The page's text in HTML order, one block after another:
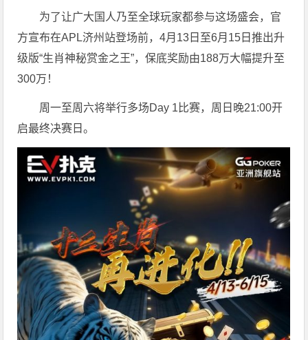
为了让广大国人乃至全球玩家都参与这场盛会，官
方宣布在APL济州站登场前，4月13日至6月15日推出升
级版“生肖神秘赏金之王”，保底奖励由188万大幅提升至
300万！
周一至周六将举行多场Day 1比赛，周日晚21:00开
启最终决赛日。